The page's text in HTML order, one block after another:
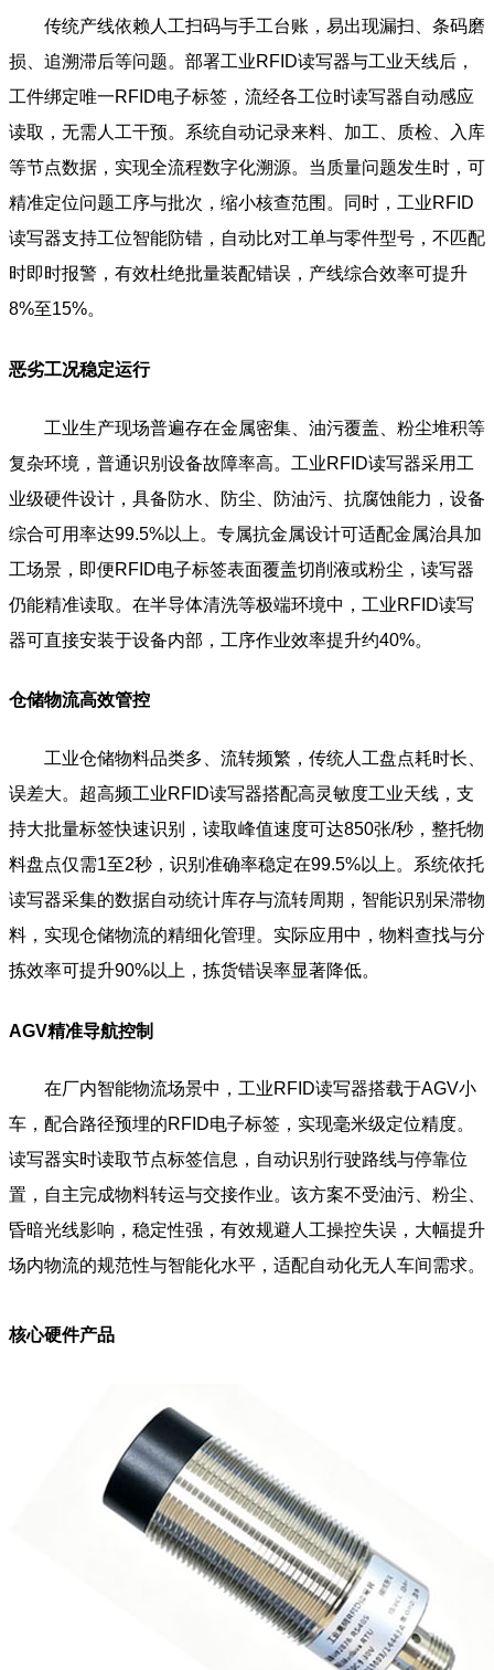
传统产线依赖人工扫码与手工台账，易出现漏扫、条码磨
损、追溯滞后等问题。部署工业RFID读写器与工业天线后，
工件绑定唯一RFID电子标签，流经各工位时读写器自动感应
读取，无需人工干预。系统自动记录来料、加工、质检、入库
等节点数据，实现全流程数字化溯源。当质量问题发生时，可
精准定位问题工序与批次，缩小核查范围。同时，工业RFID
读写器支持工位智能防错，自动比对工单与零件型号，不匹配
时即时报警，有效杜绝批量装配错误，产线综合效率可提升
8%至15%。
恶劣工况稳定运行
工业生产现场普遍存在金属密集、油污覆盖、粉尘堆积等
复杂环境，普通识别设备故障率高。工业RFID读写器采用工
业级硬件设计，具备防水、防尘、防油污、抗腐蚀能力，设备
综合可用率达99.5%以上。专属抗金属设计可适配金属治具加
工场景，即便RFID电子标签表面覆盖切削液或粉尘，读写器
仍能精准读取。在半导体清洗等极端环境中，工业RFID读写
器可直接安装于设备内部，工序作业效率提升约40%。
仓储物流高效管控
工业仓储物料品类多、流转频繁，传统人工盘点耗时长、
误差大。超高频工业RFID读写器搭配高灵敏度工业天线，支
持大批量标签快速识别，读取峰值速度可达850张/秒，整托物
料盘点仅需1至2秒，识别准确率稳定在99.5%以上。系统依托
读写器采集的数据自动统计库存与流转周期，智能识别呆滞物
料，实现仓储物流的精细化管理。实际应用中，物料查找与分
拣效率可提升90%以上，拣货错误率显著降低。
AGV精准导航控制
在厂内智能物流场景中，工业RFID读写器搭载于AGV小
车，配合路径预埋的RFID电子标签，实现毫米级定位精度。
读写器实时读取节点标签信息，自动识别行驶路线与停靠位
置，自主完成物料转运与交接作业。该方案不受油污、粉尘、
昏暗光线影响，稳定性强，有效规避人工操控失误，大幅提升
场内物流的规范性与智能化水平，适配自动化无人车间需求。
核心硬件产品